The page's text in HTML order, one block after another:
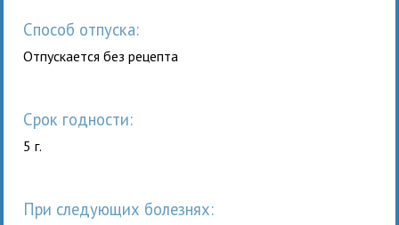
Способ отпуска:
Отпускается без рецепта
Срок годности:
5 г.
При следующих болезнях: